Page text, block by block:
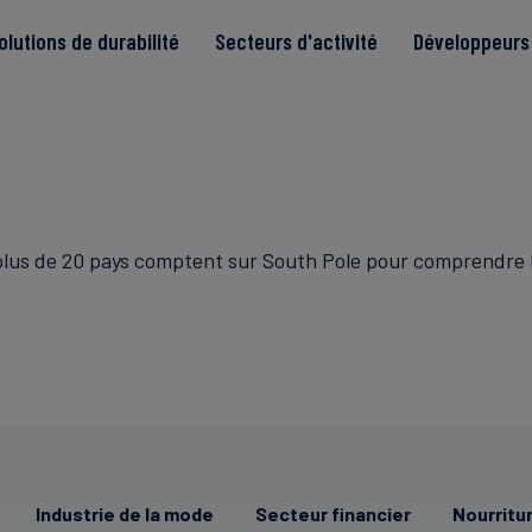
de durabilité Secteurs d'activité
Read more
Read more
de 20 pays comptent sur South Pole pour
Industrie de la mode Secteur financier